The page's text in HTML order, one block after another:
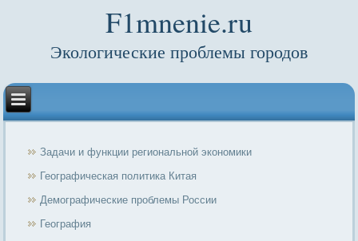
F1mnenie.ru
Экологические проблемы городов
Задачи и функции региональной экономики
Географическая политика Китая
Демографические проблемы России
География